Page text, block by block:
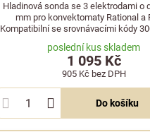
Hladinová sonda se 3 elektrodami o
mm pro konvektomaty Rational a
Kompatibilní se srovnávacími kódy
poslední kus skladem
1 095 Kč
905 Kč bez DPH
Do košíku